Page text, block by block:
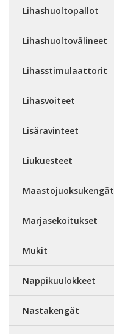
Lihashuoltopallot
Lihashuoltovälineet
Lihasstimulaattorit
Lihasvoiteet
Lisäravinteet
Liukuesteet
Maastojuoksukengät
Marjasekoitukset
Mukit
Nappikuulokkeet
Nastakengät